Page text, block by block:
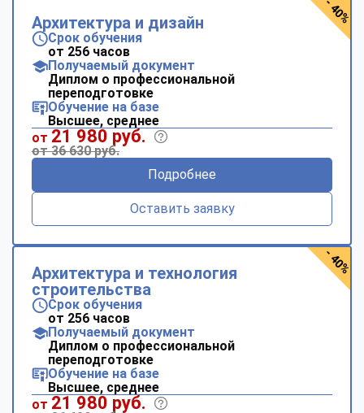
Архитектура и дизайн
Срок обучения
от 256 часов
Получаемый документ
Диплом о профессиональной
переподготовке
Обучение на базе
Высшее, среднее
от 21 980 руб.
от 36 630 руб.
Подробнее
Оставить заявку
- 40%
Архитектура и технология
строительства
Срок обучения
от 256 часов
Получаемый документ
Диплом о профессиональной
переподготовке
Обучение на базе
Высшее, среднее
от 21 980 руб.
- 40%